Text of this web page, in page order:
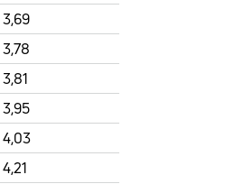
3,69
3,78
3,81
3,95
4,03
4,21